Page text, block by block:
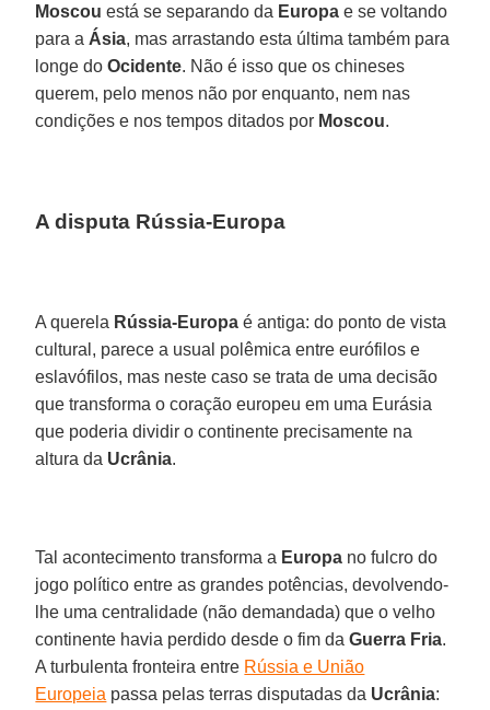
Moscou está se separando da Europa e se voltando
para a Ásia, mas arrastando esta última também para
longe doOcidente. Não é isso que os chineses
querem, pelo menos não por enquanto, nem nas
condições e nos tempos ditados por Moscou.
A disputa Rússia-Europa
A querela Rússia-Europa é antiga: do ponto de vista
cultural, parece a usual polêmica entre eurófilos e
eslavófilos, mas neste caso se trata de uma decisão
que transforma o coração europeu em uma Eurásia
que poderia dividir o continente precisamente na
altura da Ucrânia.
Tal acontecimento transforma a Europa no fulcro do
jogo político entre as grandes potências, devolvendo-
lhe uma centralidade (não demandada) que o velho
continente havia perdido desde o fim daGuerra Fria.
A turbulenta fronteira entre Rússia e União
Europeia passa pelas terras disputadas da Ucrânia: